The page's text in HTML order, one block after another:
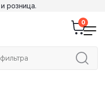
розница.